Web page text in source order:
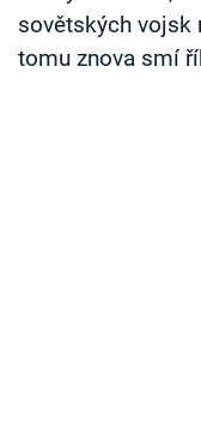
Sledujte nás
sovětských vojsk
tomu znova smí